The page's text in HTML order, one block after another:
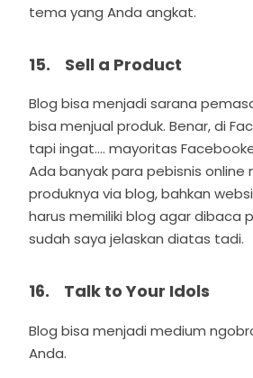
tema yang Anda angkat.
15. Sell a Product
Blog bisa menjadi sarana
bisa menjual produk. Benar, di
tapi ingat.... mayoritas
Ada banyak para pebisnis online
produknya via blog, bahkan
harus memiliki blog agar dibaca
sudah saya jelaskan diatas tadi.
16. Talk to Your Idols
Blog bisa menjadi medium
Anda.